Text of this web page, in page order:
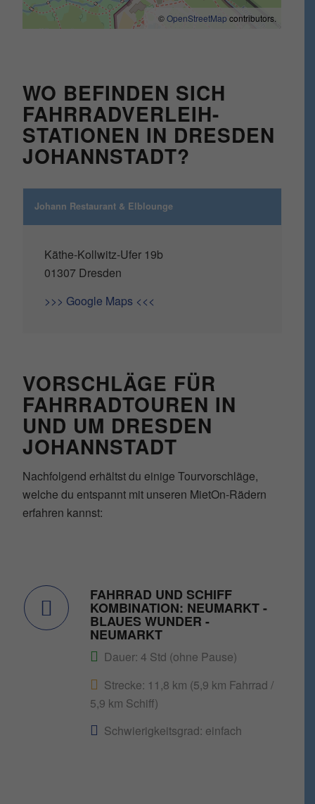
©OpenStreetMap contributors.
WO BEFINDEN SICH
FAHRRADVERLEIH-
STATIONEN IN DRESDEN
JOHANNSTADT?
Johann Restaurant & Elblounge
Käthe-Kollwitz-Ufer 19b
01307 Dresden
>>> Google Maps <<<
VORSCHLÄGE FÜR
FAHRRADTOUREN IN
UND UM DRESDEN
JOHANNSTADT
Nachfolgend erhältst du einige Tourvorschläge,
welche du entspannt mit unseren MietOn-Rädern
erfahren kannst:
FAHRRAD UND SCHIFF
KOMBINATION: NEUMARKT -
BLAUES WUNDER -
NEUMARKT
Dauer: 4 Std (ohne Pause)
Strecke: 11,8 km (5,9 km Fahrrad /
5,9 km Schiff)
Schwierigkeitsgrad: einfach